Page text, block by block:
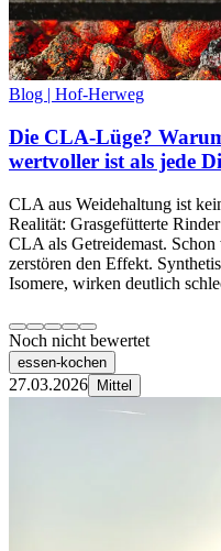
Blog | Hof-Herweg
Die CLA-Lüge?
wertvoller ist als jede
CLA aus Weidehaltung ist
Realität: Grasgefütterte
CLA als Getreidemast.
zerstören den Effekt.
Isomere, wirken deutlich
Noch nicht bewertet
essen-kochen
27.03.2026 Mittel